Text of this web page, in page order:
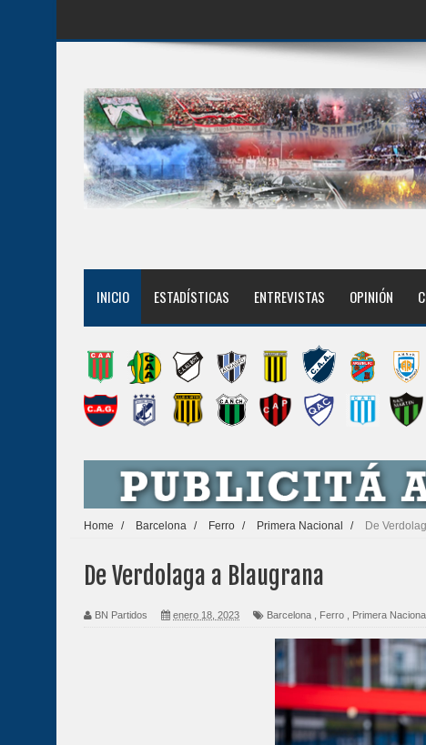
INICIO ESTADÍSTICAS ENTREVISTAS OPINIÓN
Home / Barcelona / Ferro / Primera Nacional / De
De Verdolaga a Blaugrana
BN Partidos enero 18, 2023 Barcelona Ferro Primera